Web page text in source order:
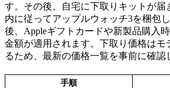
す。その後、自宅に下取りキットが届
内に従ってアップルウォッチ3を梱包
後、Appleギフトカードや新製品購入
金額が適用されます。下取り価格はモ
るため、最新の価格一覧を事前に確認
手順